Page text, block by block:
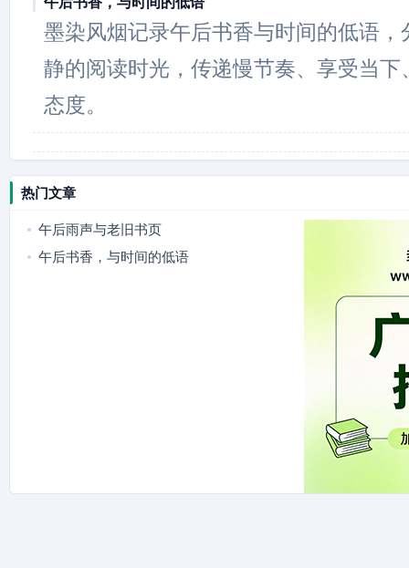
墨染风烟记录午后书香与时间的低语，
静的阅读时光，传递慢节奏、享受当下
态度。
热门文章
午后雨声与老旧书页
午后书香，与时间的低语